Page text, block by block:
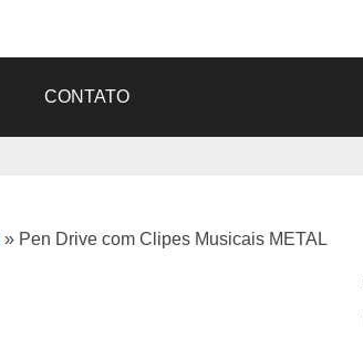
CONTATO
» Pen Drive com Clipes Musicais METAL